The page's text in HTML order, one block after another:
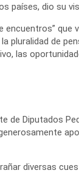
países, dio su
encuentros” que
pluralidad de
las
de Diputados
diversas